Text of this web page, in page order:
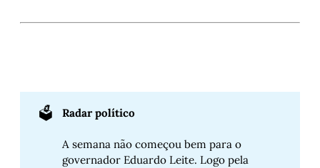
🗳️ Radar político
A semana não começou bem para o
governador Eduardo Leite. Logo pela